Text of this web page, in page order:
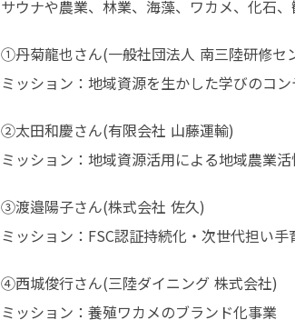
サウナや農業、林業、海藻、ワカメ、化石
①丹菊龍也さん(一般社団法人 南三陸研修セ
ミッション：地域資源を生かした学びのコ
②太田和慶さん(有限会社 山藤運輸)
ミッション：地域資源活用による地域農業
③渡邉陽子さん(株式会社 佐久)
ミッション：FSC認証持続化・次世代担い
④西城俊行さん(三陸ダイニング 株式会社)
ミッション：養殖ワカメのブランド化事業